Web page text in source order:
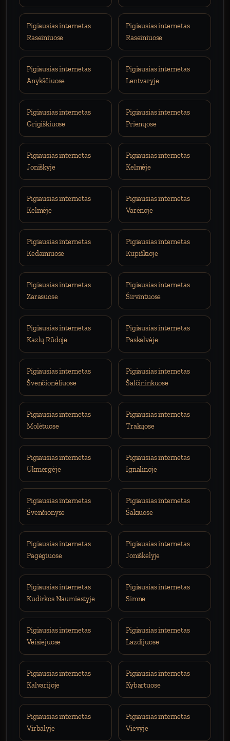
Pigiausias internetas
Raseiniuose
Pigiausias internetas
Raseiniuose
Pigiausias internetas
Anykščiuose
Pigiausias internetas
Lentvaryje
Pigiausias internetas
Grigiškiuose
Pigiausias internetas
Prienųose
Pigiausias internetas
Joniškyje
Pigiausias internetas
Kelmėje
Pigiausias internetas
Kelmėje
Pigiausias internetas
Varėnoje
Pigiausias internetas
Kėdainiuose
Pigiausias internetas
Kupiškioje
Pigiausias internetas
Zarasuose
Pigiausias internetas
Širvintuose
Pigiausias internetas
Kazlų Rūdoje
Pigiausias internetas
Paskalvėje
Pigiausias internetas
Švenčionėliuose
Pigiausias internetas
Šalčininkuose
Pigiausias internetas
Molėtuose
Pigiausias internetas
Trakųose
Pigiausias internetas
Ukmergėje
Pigiausias internetas
Ignalinoje
Pigiausias internetas
Švenčionyse
Pigiausias internetas
Šakiuose
Pigiausias internetas
Pagėgiuose
Pigiausias internetas
Joniškėlyje
Pigiausias internetas
Kudirkos Naumiestyje
Pigiausias internetas
Simne
Pigiausias internetas
Veisiejuose
Pigiausias internetas
Lazdijuose
Pigiausias internetas
Kalvarijoje
Pigiausias internetas
Kybartuose
Pigiausias internetas
Virbalyje
Pigiausias internetas
Vievyje